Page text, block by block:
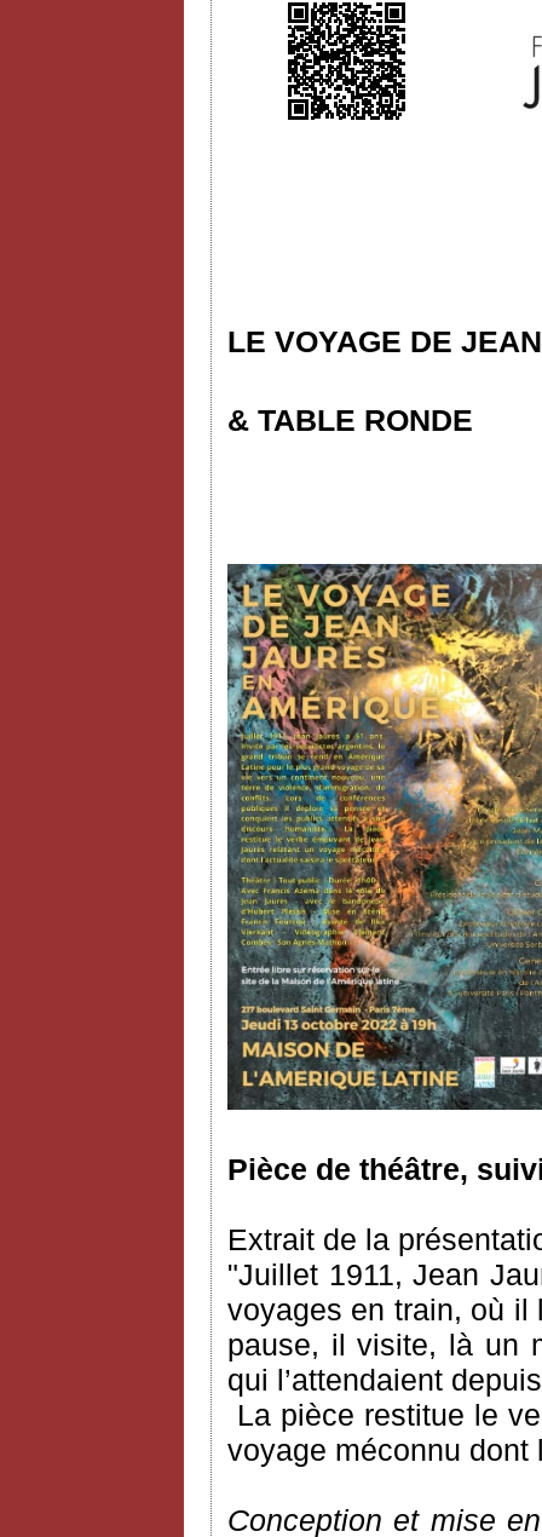
LE VOYAGE DE
& TABLE RONDE
Pièce de théâtre,
Extrait de la
"Juillet 1911, Jean
voyages en train, où il
pause, il visite, là un
qui l’attendaient
La pièce restitue le
voyage méconnu dont
Conception et mise